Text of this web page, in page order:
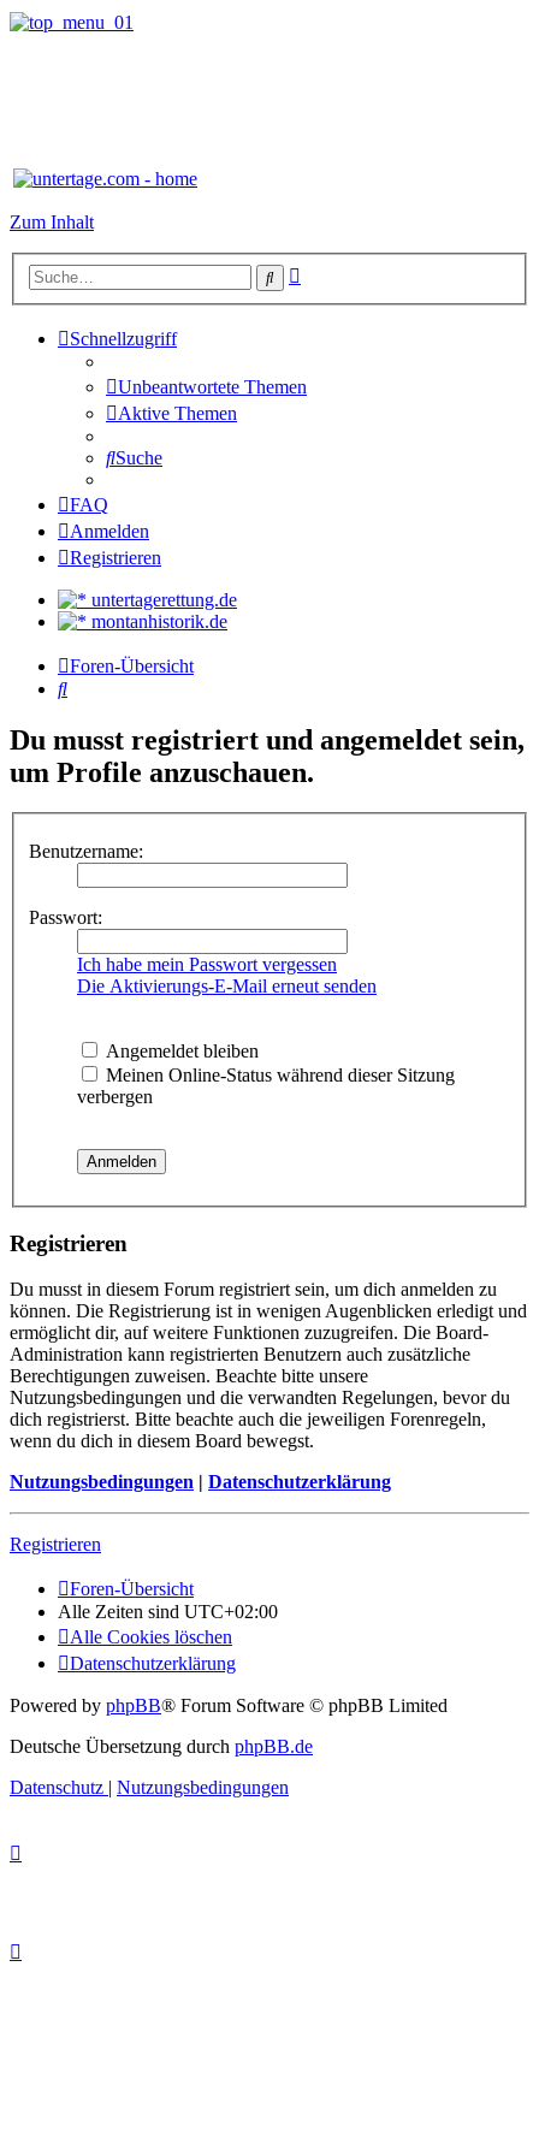
Zum Inhalt
Suche
Schnellzugriff
Unbeantwortete Themen
Aktive Themen
Suche
FAQ
Anmelden
Registrieren
untertagerettung.de
montanhistorik.de
Foren-Übersicht
Suche
Du musst registriert und angemeldet sein,
um Profile anzuschauen.
Benutzername:
Passwort:
Ich habe mein Passwort vergessen
Die Aktivierungs-E-Mail erneut senden
Angemeldet bleiben
Meinen Online-Status während dieser Sitzung
verbergen
Registrieren
Du musst in diesem Forum registriert sein, um dich anmelden zu
können. Die Registrierung ist in wenigen Augenblicken erledigt und
ermöglicht dir, auf weitere Funktionen zuzugreifen. Die Board-
Administration kann registrierten Benutzern auch zusätzliche
Berechtigungen zuweisen. Beachte bitte unsere
Nutzungsbedingungen und die verwandten Regelungen, bevor du
dich registrierst. Bitte beachte auch die jeweiligen Forenregeln,
wenn du dich in diesem Board bewegst.
Nutzungsbedingungen | Datenschutzerklärung
Registrieren
Foren-Übersicht
Alle Zeiten sind UTC+02:00
Alle Cookies löschen
Datenschutzerklärung
Powered by phpBB® Forum Software © phpBB Limited
Deutsche Übersetzung durch phpBB.de
Datenschutz | Nutzungsbedingungen